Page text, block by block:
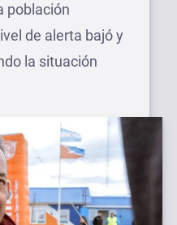
población
de alerta bajó y
la situación